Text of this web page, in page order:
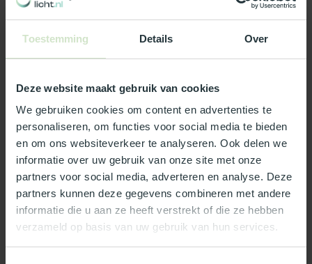
Toestemming Details Over
Deze website maakt gebruik van cookies
We gebruiken cookies om content en advertenties te
personaliseren, om functies voor social media te bieden
en om ons websiteverkeer te analyseren. Ook delen we
informatie over uw gebruik van onze site met onze
partners voor social media, adverteren en analyse. Deze
partners kunnen deze gegevens combineren met andere
informatie die u aan ze heeft verstrekt of die ze hebben
verzameld op basis van uw gebruik van hun services.
Specificaties
Reviews
Wat ons écht bijzonder maakt:
Officieel Skylux dealer!
Gratis bezorging in Nederland, m.u.v. de Waddeneilanden
99% uit voorraad leverbaar